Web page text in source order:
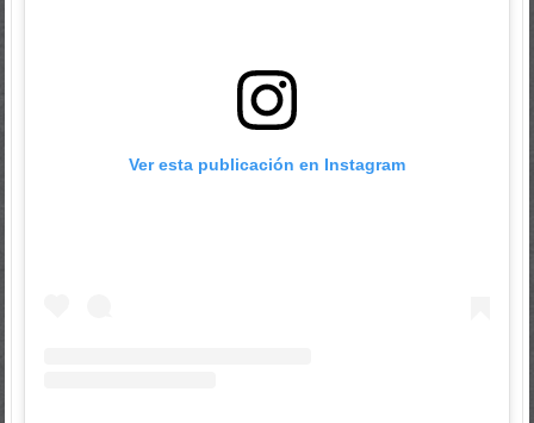
Ver esta publicación en Instagram